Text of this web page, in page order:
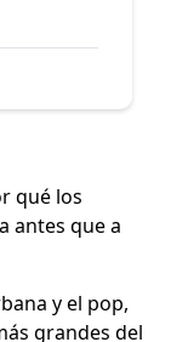
qué los
antes que a
y el pop,
grandes del